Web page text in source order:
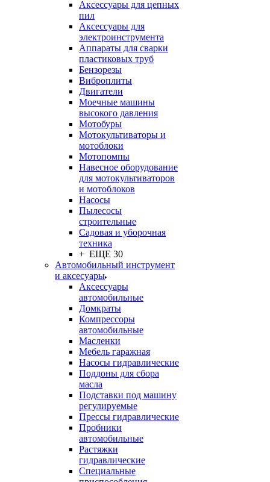
Аксессуары для цепных
пил
Аксессуары для
электроинструмента
Аппараты для сварки
пластиковых труб
Бензорезы
Виброплиты
Двигатели
Моечные машины
высокого давления
Мотобуры
Мотокультиваторы и
мотоблоки
Мотопомпы
Навесное оборудование
для мотокультиваторов
и мотоблоков
Насосы
Пылесосы
строительные
Садовая и уборочная
техника
+ ЕЩЕ 30
Автомобильный инструмент
и аксесуары
Аксессуары
автомобильные
Домкраты
Компрессоры
автомобильные
Масленки
Мебель гаражная
Насосы гидравлические
Поддоны для сбора
масла
Подставки под машину
регулируемые
Прессы гидравлические
Пробники
автомобильные
Растяжки
гидравлические
Специальные